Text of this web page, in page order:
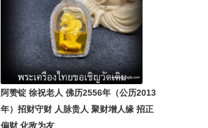
阿赞锭 徐祝老人 佛历2556年（公历2013
年）招财守财 人脉贵人 聚财增人缘 招正
偏财 化敌为友